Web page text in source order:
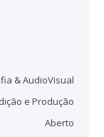
& AudioVisual
e Produção
Aberto